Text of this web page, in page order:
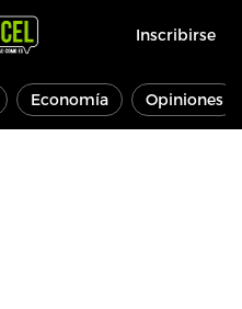
Inscribirse
Economía Opiniones